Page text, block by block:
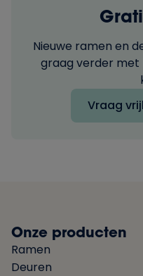
Nieuwe ramen en
graag verder met
Vraag
Onze producten
Ramen
Deuren